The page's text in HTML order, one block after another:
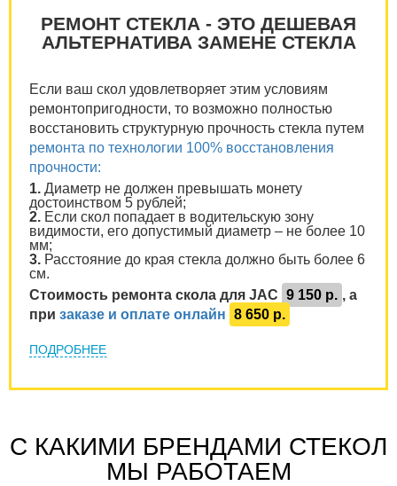
РЕМОНТ СТЕКЛА - ЭТО ДЕШЕВАЯ
АЛЬТЕРНАТИВА ЗАМЕНЕ СТЕКЛА
Если ваш скол удовлетворяет этим условиям
ремонтопригодности, то возможно полностью
восстановить структурную прочность стекла путем
ремонта по технологии 100% восстановления
прочности:
1. Диаметр не должен превышать монету
достоинством 5 рублей;
2. Если скол попадает в водительскую зону
видимости, его допустимый диаметр – не более 10
мм;
3. Расстояние до края стекла должно быть более 6
см.
Стоимость ремонта скола для JAC 9 150 р. , а
при заказе и оплате онлайн 8 650 р.
ПОДРОБНЕЕ
С КАКИМИ БРЕНДАМИ СТЕКОЛ
МЫ РАБОТАЕМ